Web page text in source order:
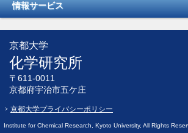
情報サービス
京都大学
化学研究所
〒611-0011
京都府宇治市五ケ庄
京都大学プライバシーポリシー
Institute for Chemical Research, Kyoto University, All Rights